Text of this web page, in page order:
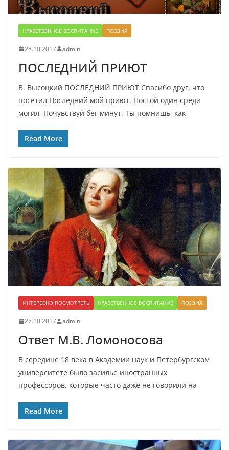
НРАВСТВЕННОЕ ВОСПИТАНИЕ ПОЭЗИЯ
28.10.2017 admin
ПОСЛЕДНИЙ ПРИЮТ
В. Высоцкий ПОСЛЕДНИЙ ПРИЮТ Спасибо друг, что
посетил Последний мой приют. Постой один среди
могил, Почувствуй бег минут. Ты помнишь, как
Read More
ИНТЕРЕСНО ПОСМОТРЕТЬ НРАВСТВЕННОЕ ВОСПИТАНИЕ ПОЭЗИЯ
27.10.2017 admin
Ответ М.В. Ломоносова
В середине 18 века в Академии наук и Петербургском
университете было засилье иностранных
профессоров, которые часто даже не говорили на
Read More